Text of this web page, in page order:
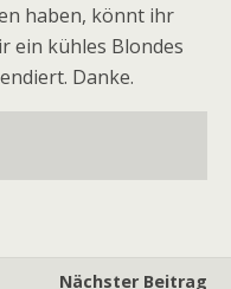
haben, könnt ihr
ein kühles Blondes
Danke.
Nächster Beitrag